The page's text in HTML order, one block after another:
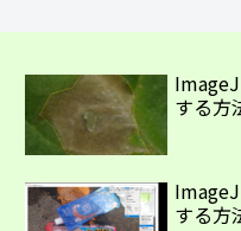
する方
する方